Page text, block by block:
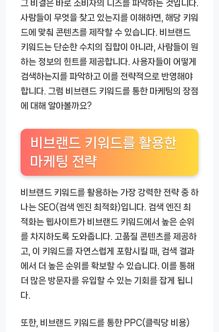
그 비결은 바로 소비자의 니즈를 파악하는 것입니다.
사람들이 무엇을 찾고 있는지를 이해하면, 해당 키워
드에 맞춰 콘텐츠를 제작할 수 있습니다. 비브랜드
키워드는 단순한 수치의 집합이 아니라, 사람들이 원
하는 정보의 힌트를 제공합니다. 사용자들이 어떻게
검색하는지를 파악하고 이를 전략적으로 반영해야
합니다. 그럼 비브랜드 키워드를 통한 마케팅의 장점
에 대해 알아볼까요?
비브랜드 키워드를 활용한
마케팅 전략
비브랜드 키워드를 활용하는 가장 강력한 전략 중 하
나는 SEO(검색 엔진 최적화)입니다. 검색 엔진 최
적화는 웹사이트가 비브랜드 키워드에서 높은 순위
를 차지하도록 도와줍니다. 고품질 콘텐츠를 제공하
고, 이 키워드를 자연스럽게 포함시킬 때, 검색 결과
에서 더 높은 순위를 확보할 수 있습니다. 이를 통해
더 많은 방문자를 유입할 수 있는 기회를 잡게 됩니
다.
또한, 비브랜드 키워드를 통한 PPC(클릭당 비용)